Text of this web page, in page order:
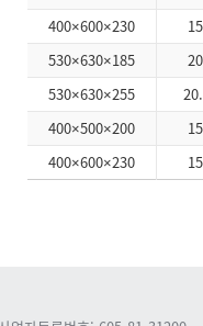
400×600×230
530×630×185
530×630×255
400×500×200
400×600×230